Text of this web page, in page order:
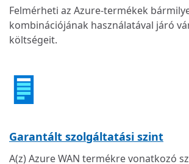
Felmérheti az Azure-termékek
kombinációjának használatával járó
költségeit.
Garantált szolgáltatási szint
A(z) Azure WAN termékre vonatkozó